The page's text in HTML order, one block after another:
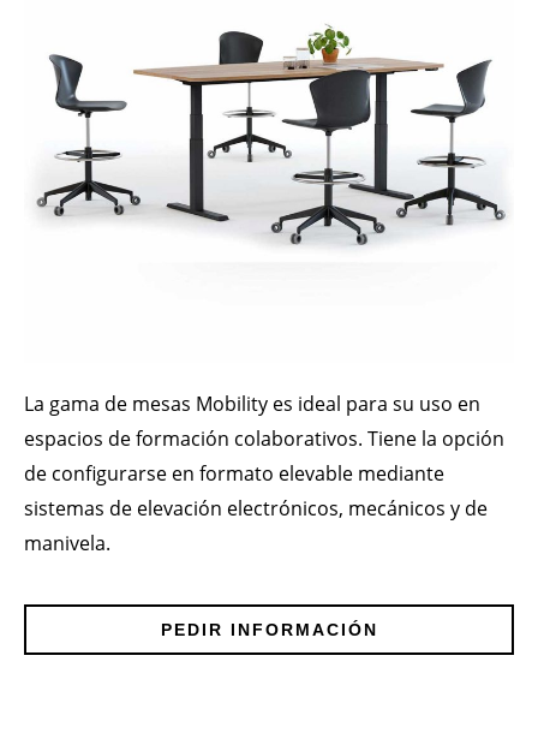
La gama de mesas Mobility es ideal para su uso en
espacios de formación colaborativos. Tiene la opción
de configurarse en formato elevable mediante
sistemas de elevación electrónicos, mecánicos y de
manivela.
PEDIR INFORMACIÓN